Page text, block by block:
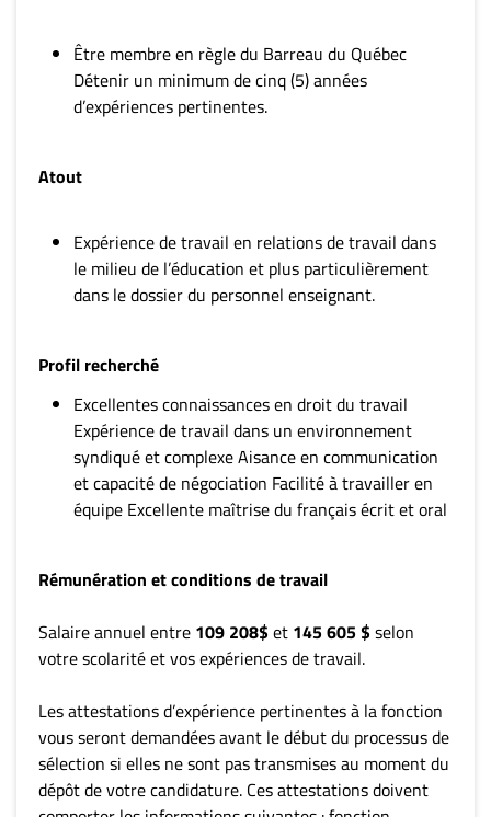
Être membre en règle du Barreau du Québec
Détenir un minimum de cinq (5) années
d’expériences pertinentes.
Atout
Expérience de travail en relations de travail dans
le milieu de l’éducation et plus particulièrement
dans le dossier du personnel enseignant.
Profil recherché
Excellentes connaissances en droit du travail
Expérience de travail dans un environnement
syndiqué et complexe Aisance en communication
et capacité de négociation Facilité à travailler en
équipe Excellente maîtrise du français écrit et oral
Rémunération et conditions de travail
Salaire annuel entre 109 208$ et 145 605 $ selon
votre scolarité et vos expériences de travail.
Les attestations d’expérience pertinentes à la fonction
vous seront demandées avant le début du processus de
sélection si elles ne sont pas transmises au moment du
dépôt de votre candidature. Ces attestations doivent